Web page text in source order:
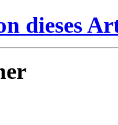
dieses